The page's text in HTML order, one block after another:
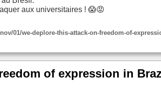
aux universitaires ! 😱😡
01/we-deplore-this-attack-on-freedom-of-
of expression in